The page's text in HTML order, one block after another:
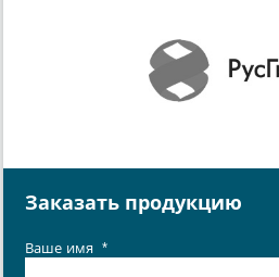
Заказать продукцию
Ваше имя *